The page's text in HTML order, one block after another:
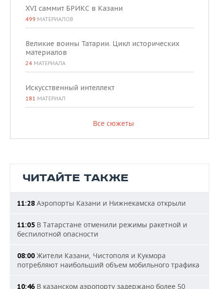
XVI саммит БРИКС в Казани
499 МАТЕРИАЛОВ
Великие воины Татарии. Цикл исторических
материалов
24 МАТЕРИАЛА
Искусственный интеллект
181 МАТЕРИАЛ
Все сюжеты
ЧИТАЙТЕ ТАКЖЕ
11:28 Аэропорты Казани и Нижнекамска открыли
11:05 В Татарстане отменили режимы ракетной и
беспилотной опасности
08:00 Жители Казани, Чистополя и Кукмора
потребляют наибольший объем мобильного трафика
10:46 В казанском аэропорту задержано более 50